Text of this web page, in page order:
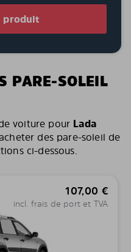
produit
PARE-SOLEIL
voiture pour Lada
des pare-soleil de
ci-dessous.
107,00 €
incl. frais de port et TVA